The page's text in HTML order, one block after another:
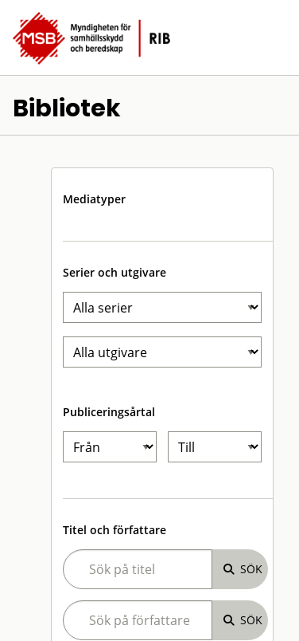
Bibliotek
Mediatyper
Serier och utgivare
Publiceringsårtal
Titel och författare